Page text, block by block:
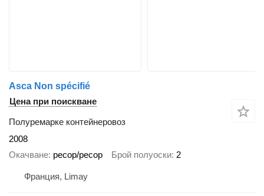
Asca Non spécifié
Цена при поискване
Полуремарке контейнеровоз
2008
Окачване ресор/ресор Брой полуоски 2
Франция, Limay